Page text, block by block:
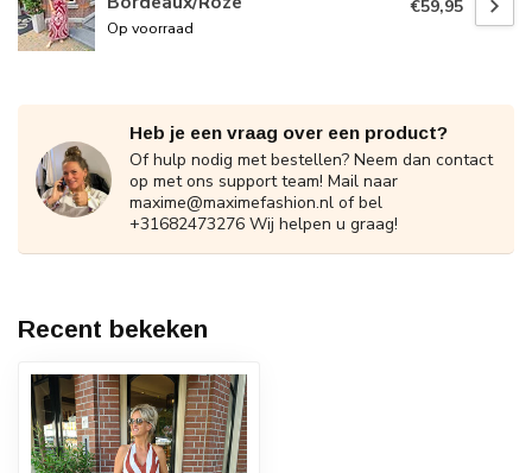
Op voorraad
€59,95
Heb je een vraag over een product?
Of hulp nodig met bestellen? Neem dan contact
op met ons support team! Mail naar
maxime@maximefashion.nl of bel
+31682473276 Wij helpen u graag!
Recent bekeken